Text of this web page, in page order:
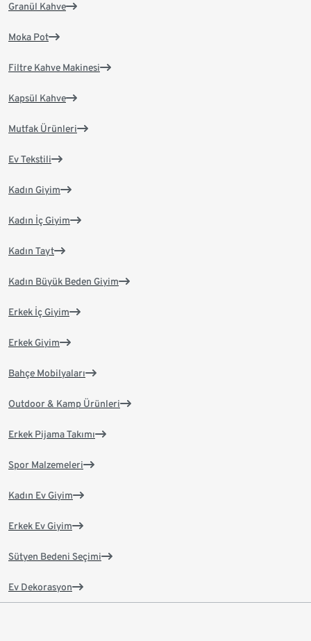
Granül Kahve
Moka Pot
Filtre Kahve Makinesi
Kapsül Kahve
Mutfak Ürünleri
Ev Tekstili
Kadın Giyim
Kadın İç Giyim
Kadın Tayt
Kadın Büyük Beden Giyim
Erkek İç Giyim
Erkek Giyim
Bahçe Mobilyaları
Outdoor & Kamp Ürünleri
Erkek Pijama Takımı
Spor Malzemeleri
Kadın Ev Giyim
Erkek Ev Giyim
Sütyen Bedeni Seçimi
Ev Dekorasyon